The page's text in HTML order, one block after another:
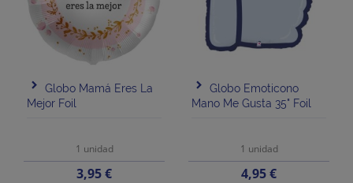
Globo Mamá Eres La
Mejor Foil
1 unidad
Precio
3,95 €
Globo Emoticono
Mano Me Gusta 35" Foil
1 unidad
Precio
4,95 €